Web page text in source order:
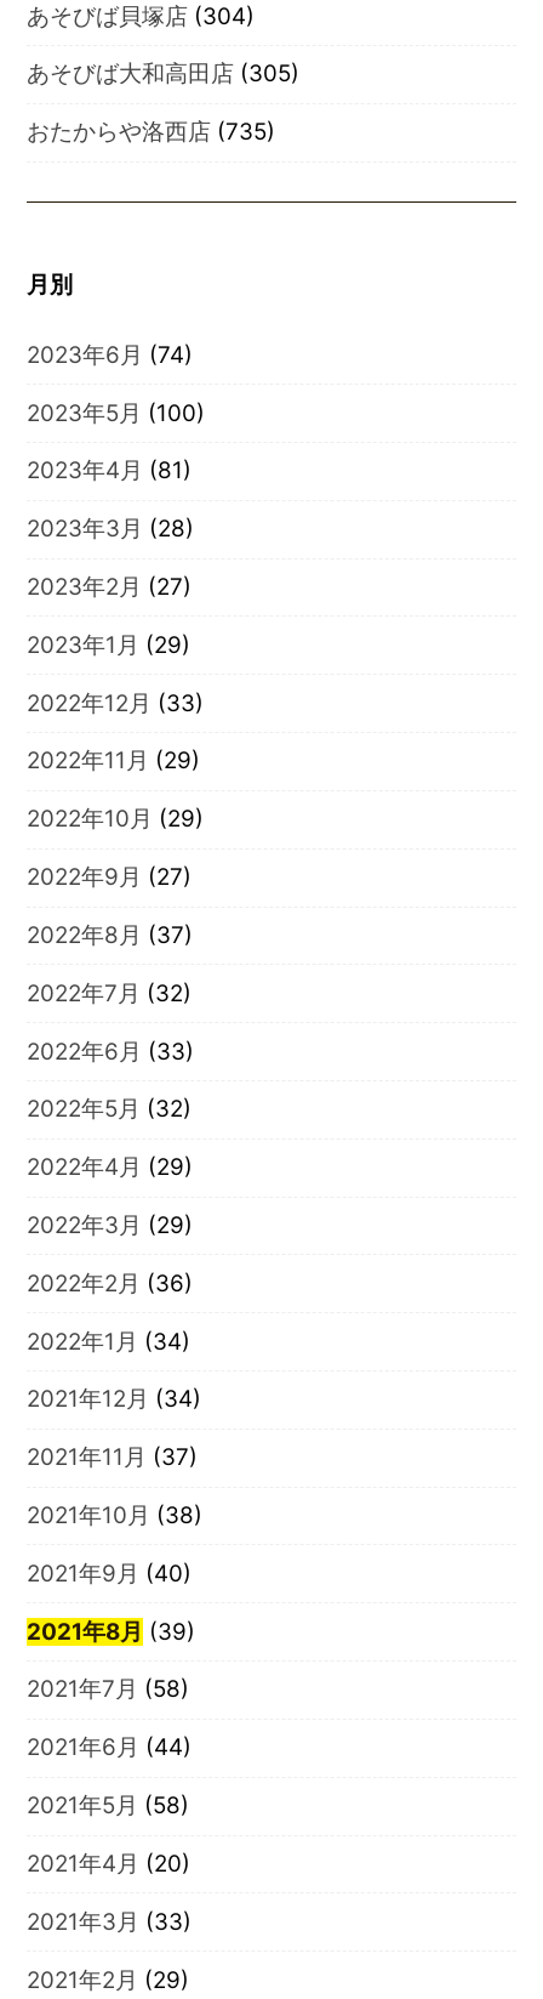
あそびば貝塚店 (304)
あそびば大和高田店 (305)
おたからや洛西店 (735)
月別
2023年6月 (74)
2023年5月 (100)
2023年4月 (81)
2023年3月 (28)
2023年2月 (27)
2023年1月 (29)
2022年12月 (33)
2022年11月 (29)
2022年10月 (29)
2022年9月 (27)
2022年8月 (37)
2022年7月 (32)
2022年6月 (33)
2022年5月 (32)
2022年4月 (29)
2022年3月 (29)
2022年2月 (36)
2022年1月 (34)
2021年12月 (34)
2021年11月 (37)
2021年10月 (38)
2021年9月 (40)
2021年8月 (39)
2021年7月 (58)
2021年6月 (44)
2021年5月 (58)
2021年4月 (20)
2021年3月 (33)
2021年2月 (29)